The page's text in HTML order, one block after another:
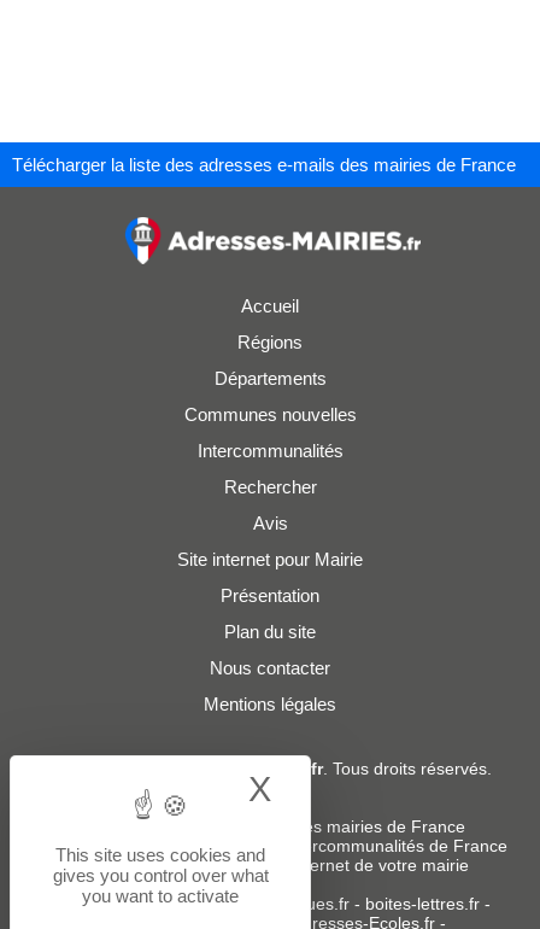
Télécharger la liste des adresses e-mails des mairies de France
Accueil
Régions
Départements
Communes nouvelles
Intercommunalités
Rechercher
Avis
Site internet pour Mairie
Présentation
Plan du site
Nous contacter
Mentions légales
Adresses-Mairies.fr. Tous droits réservés.
Services :
Liste des adresses e-mails des mairies de France
Liste des adresses e-mails des intercommunalités de France
-Création ou refonte du site internet de votre mairie
Sites partenaires:donneespubliques.fr- boites-lettres.fr-
Adresses-Ecoles.fr -
This site uses cookies and
gives you control over what
you want to activate
X